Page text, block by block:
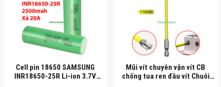
Cell pin 18650 SAMSUNG
INR18650-25R Li-ion 3.7V
Mũi vít chuyên vặn vít CB
chống tua ren đầu vít Chuôi